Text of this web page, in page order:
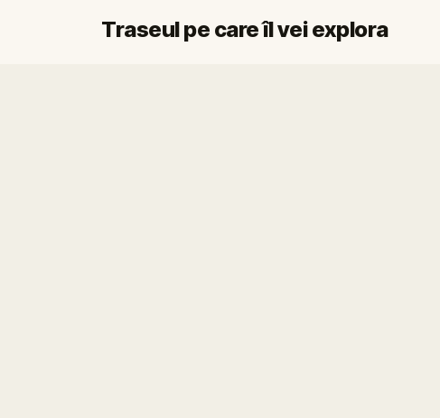
Traseul pe care îl vei explora